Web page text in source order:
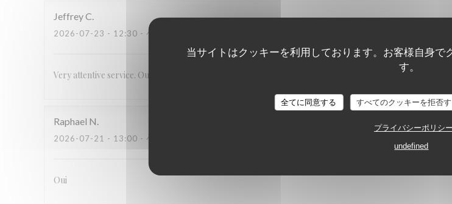
当サイトはクッキーを利用しております。お客様自身で
す。
全てに同意する すべてのクッキーを拒否
プライバシーポリシー
undefined
JeffreyC
2026-07-23 - 12:30 - ゲスト 2
Very attentive service. Outstanding, unique food.
Raphael N
2026-07-21 - 13:00 - ゲスト 2
Oui
TAVLINE